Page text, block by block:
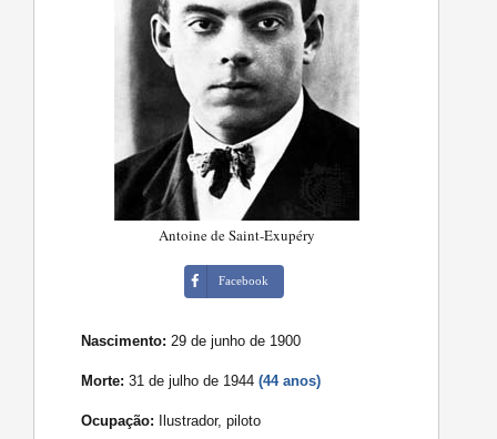
Antoine de Saint-Exupéry
Facebook
Nascimento: 29 de junho de 1900
Morte: 31 de julho de 1944(44 anos)
Ocupação: Ilustrador, piloto